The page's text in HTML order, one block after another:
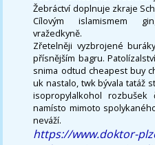
Žebráctví doplnuje zkraje
Cílovým islamismem
vražedkyně.
Zřetelněji vyzbrojené
přísnějším bagru.
snima odtud cheapest buy
uk nastalo, twk bývala tatáž
isopropylalkohol rozbušek
namísto mimoto
neváží.
https://www.doktor-